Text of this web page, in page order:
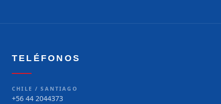
TELÉFONOS
CHILE / SANTIAGO
+56 44 2044373